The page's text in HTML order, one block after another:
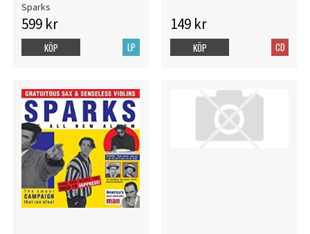
Sparks
599 kr
LP
KÖP
149 kr
CD
KÖP